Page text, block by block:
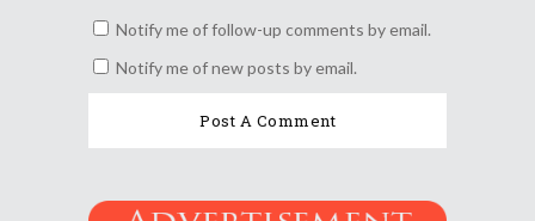
Notify me of follow-up comments by email.
Notify me of new posts by email.